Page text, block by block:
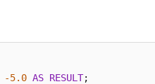
-5.0 AS RESULT;